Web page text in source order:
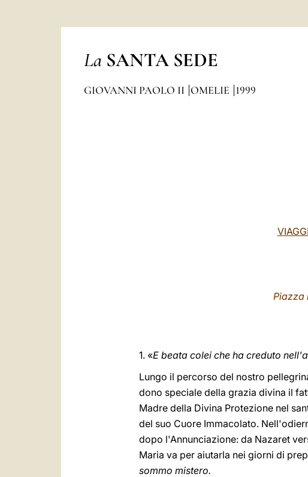
La SANTA SEDE
GIOVANNI PAOLO II OMELIE 1999
Piazza
1. «E beata colei che ha creduto
Lungo il percorso del nostro
dono speciale della grazia divina il
Madre della Divina Protezione nel
del suo Cuore Immacolato.
dopo l'Annunciazione: da Nazaret
Maria va per aiutarla nei giorni di
sommo mistero.